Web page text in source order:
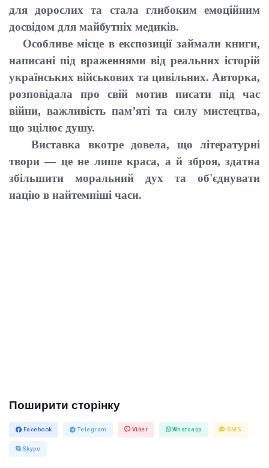
для дорослих та стала глибоким емоційним
досвідом для майбутніх медиків.
Особливе місце в експозиції займали книги,
написані під враженнями від реальних історій
українських військових та цивільних. Авторка,
розповідала про свій мотив писати під час
війни, важливість пам’яті та силу мистецтва,
що зцілює душу.
Виставка вкотре довела, що літературні
твори — це не лише краса, а й зброя, здатна
збільшити моральний дух та об'єднувати
націю в найтемніші часи.
Поширити сторiнку
Facebook Telegram Viber Whatsapp SMS
Skype